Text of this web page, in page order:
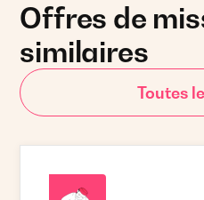
Offres de
similaires
Toutes